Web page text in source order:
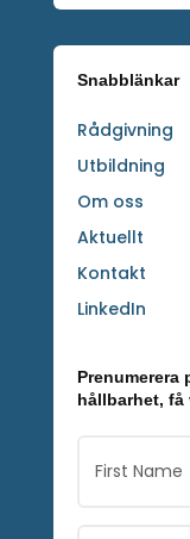
Snabblänkar
Rådgivning
Utbildning
Om oss
Aktuellt
Kontakt
LinkedIn
Prenumerera
hållbarhet, få